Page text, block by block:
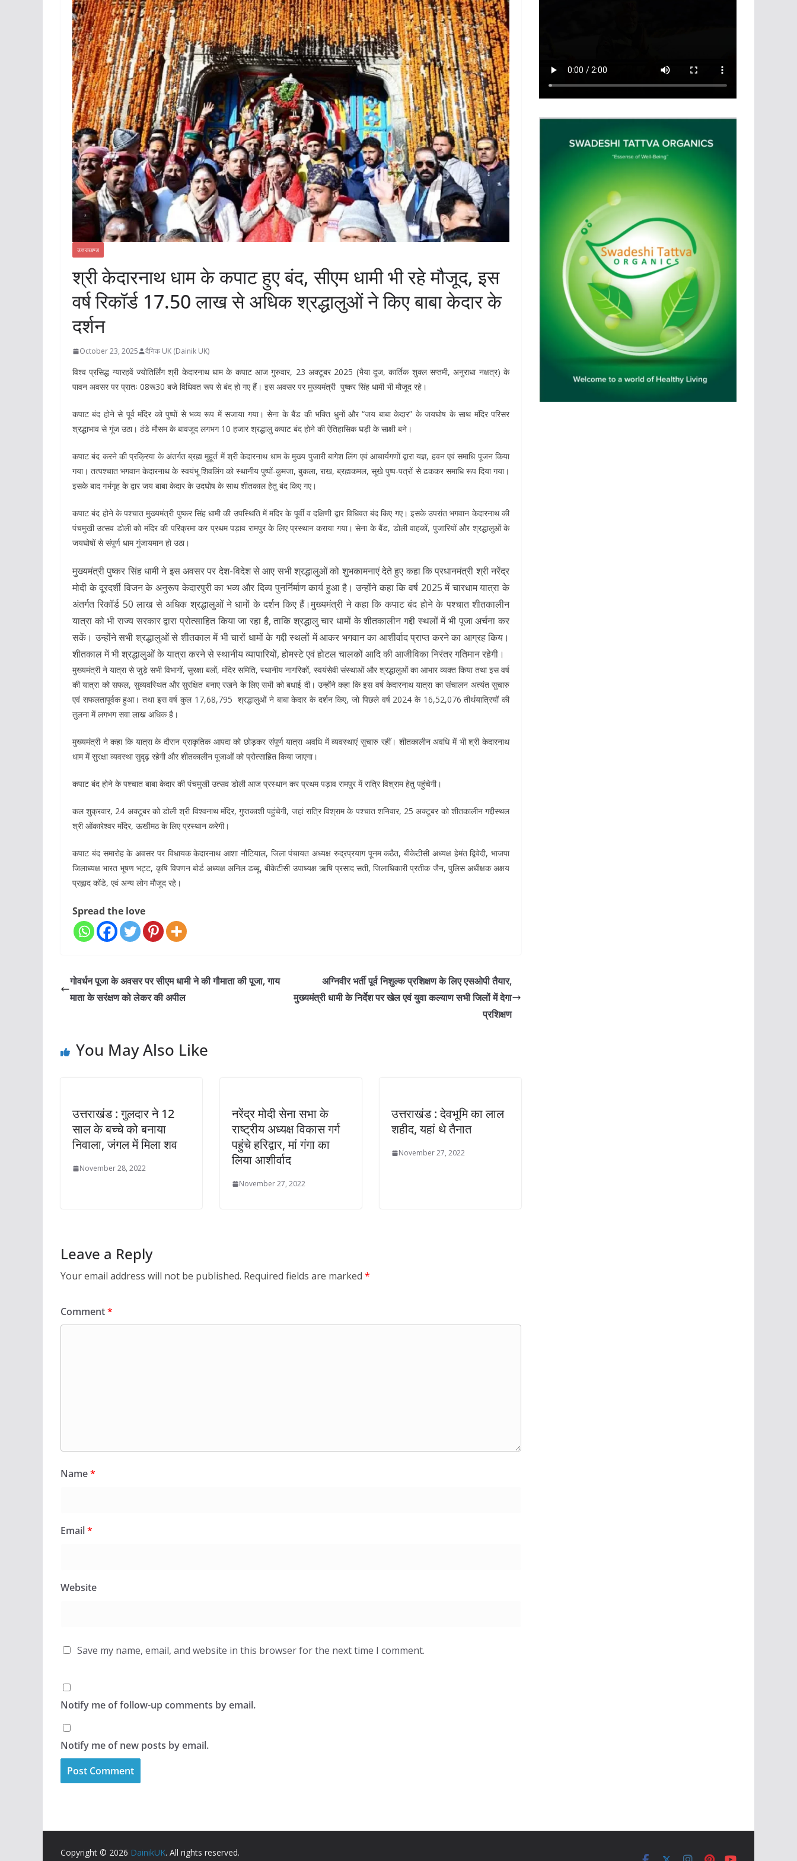
उत्तराखण्ड
श्री केदारनाथ धाम के कपाट हुए बंद, सीएम धामी भी रहे मौजूद, इस
वर्ष रिकॉर्ड 17.50 लाख से अधिक श्रद्धालुओं ने किए बाबा केदार के
दर्शन
October 23, 2025 दैनिक UK (Dainik UK)
विश्व प्रसिद्ध ग्यारहवें ज्योतिर्लिंग श्री केदारनाथ धाम के कपाट आज गुरुवार, 23 अक्टूबर 2025 (भैया दूज, कार्तिक शुक्ल सप्तमी, अनुराधा नक्षत्र) के
पावन अवसर पर प्रातः 08रू30 बजे विधिवत रूप से बंद हो गए हैं। इस अवसर पर मुख्यमंत्री पुष्कर सिंह धामी भी मौजूद रहे।
कपाट बंद होने से पूर्व मंदिर को पुष्पों से भव्य रूप में सजाया गया। सेना के बैंड की भक्ति धुनों और “जय बाबा केदार” के जयघोष के साथ मंदिर परिसर
श्रद्धाभाव से गूंज उठा। ठंडे मौसम के बावजूद लगभग 10 हजार श्रद्धालु कपाट बंद होने की ऐतिहासिक घड़ी के साक्षी बने।
कपाट बंद करने की प्रक्रिया के अंतर्गत ब्रह्म मुहूर्त में श्री केदारनाथ धाम के मुख्य पुजारी बागेश लिंग एवं आचार्यगणों द्वारा यज्ञ, हवन एवं समाधि पूजन किया
गया। तत्पश्चात भगवान केदारनाथ के स्वयंभू शिवलिंग को स्थानीय पुष्पों-कुमजा, बुकला, राख, ब्रह्मकमल, सूखे पुष्प-पत्रों से ढककर समाधि रूप दिया गया।
इसके बाद गर्भगृह के द्वार जय बाबा केदार के उदघोष के साथ शीतकाल हेतु बंद किए गए।
कपाट बंद होने के पश्चात मुख्यमंत्री पुष्कर सिंह धामी की उपस्थिति में मंदिर के पूर्वी व दक्षिणी द्वार विधिवत बंद किए गए। इसके उपरांत भगवान केदारनाथ की
पंचमुखी उत्सव डोली को मंदिर की परिक्रमा कर प्रथम पड़ाव रामपुर के लिए प्रस्थान कराया गया। सेना के बैंड, डोली वाहकों, पुजारियों और श्रद्धालुओं के
जयघोषों से संपूर्ण धाम गुंजायमान हो उठा।
मुख्यमंत्री पुष्कर सिंह धामी ने इस अवसर पर देश-विदेश से आए सभी श्रद्धालुओं को शुभकामनाएं देते हुए कहा कि प्रधानमंत्री श्री नरेंद्र
मोदी के दूरदर्शी विजन के अनुरूप केदारपुरी का भव्य और दिव्य पुनर्निर्माण कार्य हुआ है। उन्होंने कहा कि वर्ष 2025 में चारधाम यात्रा के
अंतर्गत रिकॉर्ड 50 लाख से अधिक श्रद्धालुओं ने धामों के दर्शन किए हैं।मुख्यमंत्री ने कहा कि कपाट बंद होने के पश्चात शीतकालीन
यात्रा को भी राज्य सरकार द्वारा प्रोत्साहित किया जा रहा है, ताकि श्रद्धालु चार धामों के शीतकालीन गद्दी स्थलों में भी पूजा अर्चना कर
सकें। उन्होंने सभी श्रद्धालुओं से शीतकाल में भी चारों धामों के गद्दी स्थलों में आकर भगवान का आशीर्वाद प्राप्त करने का आग्रह किय।
शीतकाल में भी श्रद्धालुओं के यात्रा करने से स्थानीय व्यापारियों, होमस्टे एवं होटल चालकों आदि की आजीविका निरंतर गतिमान रहेगी।
मुख्यमंत्री ने यात्रा से जुड़े सभी विभागों, सुरक्षा बलों, मंदिर समिति, स्थानीय नागरिकों, स्वयंसेवी संस्थाओं और श्रद्धालुओं का आभार व्यक्त किया तथा इस वर्ष
की यात्रा को सफल, सुव्यवस्थित और सुरक्षित बनाए रखने के लिए सभी को बधाई दी। उन्होंने कहा कि इस वर्ष केदारनाथ यात्रा का संचालन अत्यंत सुचारु
एवं सफलतापूर्वक हुआ। तथा इस वर्ष कुल 17,68,795 श्रद्धालुओं ने बाबा केदार के दर्शन किए, जो पिछले वर्ष 2024 के 16,52,076 तीर्थयात्रियों की
तुलना में लगभग सवा लाख अधिक है।
मुख्यमंत्री ने कहा कि यात्रा के दौरान प्राकृतिक आपदा को छोड़कर संपूर्ण यात्रा अवधि में व्यवस्थाएं सुचारु रहीं। शीतकालीन अवधि में भी श्री केदारनाथ
धाम में सुरक्षा व्यवस्था सुदृढ़ रहेगी और शीतकालीन पूजाओं को प्रोत्साहित किया जाएगा।
कपाट बंद होने के पश्चात बाबा केदार की पंचमुखी उत्सव डोली आज प्रस्थान कर प्रथम पड़ाव रामपुर में रात्रि विश्राम हेतु पहुंचेगी।
कल शुक्रवार, 24 अक्टूबर को डोली श्री विश्वनाथ मंदिर, गुप्तकाशी पहुंचेगी, जहां रात्रि विश्राम के पश्चात शनिवार, 25 अक्टूबर को शीतकालीन गद्दीस्थल
श्री ओंकारेश्वर मंदिर, ऊखीमठ के लिए प्रस्थान करेगी।
कपाट बंद समारोह के अवसर पर विधायक केदारनाथ आशा नौटियाल, जिला पंचायत अध्यक्ष रुद्रप्रयाग पूनम कठैत, बीकेटीसी अध्यक्ष हेमंत द्विवेदी, भाजपा
जिलाध्यक्ष भारत भूषण भट्ट, कृषि विपणन बोर्ड अध्यक्ष अनिल डब्बू, बीकेटीसी उपाध्यक्ष ऋषि प्रसाद सती, जिलाधिकारी प्रतीक जैन, पुलिस अधीक्षक अक्षय
प्रह्लाद कोंडे, एवं अन्य लोग मौजूद रहे।
Spread the love
गोवर्धन पूजा के अवसर पर सीएम धामी ने की गौमाता की पूजा, गाय
माता के सरंक्षण को लेकर की अपील
अग्निवीर भर्ती पूर्व निशुल्क प्रशिक्षण के लिए एसओपी तैयार,
मुख्यमंत्री धामी के निर्देश पर खेल एवं युवा कल्याण सभी जिलों में देगा
प्रशिक्षण
You May Also Like
उत्तराखंड : गुलदार ने 12
साल के बच्चे को बनाया
निवाला, जंगल में मिला शव
November 28, 2022
नरेंद्र मोदी सेना सभा के
राष्ट्रीय अध्यक्ष विकास गर्ग
पहुंचे हरिद्वार, मां गंगा का
लिया आशीर्वाद
November 27, 2022
उत्तराखंड : देवभूमि का लाल
शहीद, यहां थे तैनात
November 27, 2022
Leave a Reply
Your email address will not be published. Required fields are marked *
Comment*
Name*
Email*
Website
Save my name, email, and website in this browser for the next time I comment.
Notify me of follow-up comments by email.
Notify me of new posts by email.
Copyright © 2026 DainikUK. All rights reserved.